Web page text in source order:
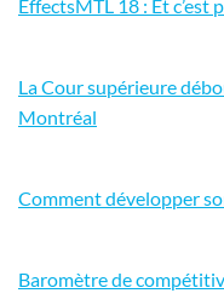
EffectsMTL 18 : Et c’est
La Cour supérieure
Montréal
Comment développer
Baromètre de